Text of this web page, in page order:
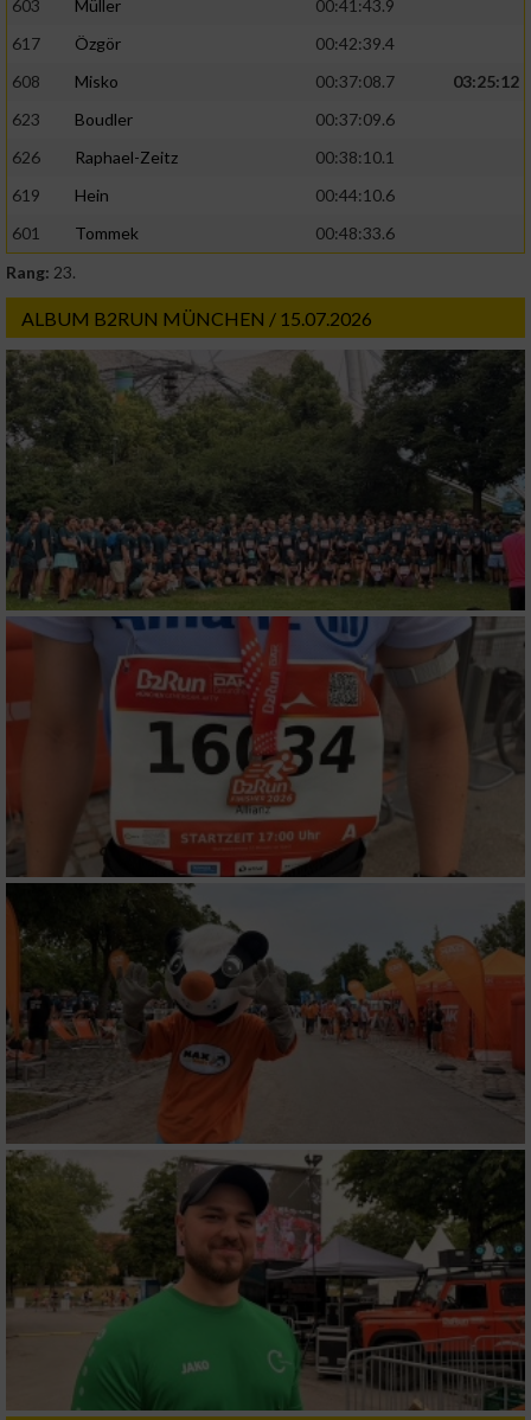
603 Müller
00:41:43.9
617
Özgör
00:42:39.4
608
Misko 00:37:08.7
03:25:12
623
Boudler
00:37:09.6
626
Raphael-Zeitz
00:38:10.1
619
Hein
00:44:10.6
601
Tommek
00:48:33.6
Rang: 23.
ALBUM B2RUN MÜNCHEN / 15.07.2026